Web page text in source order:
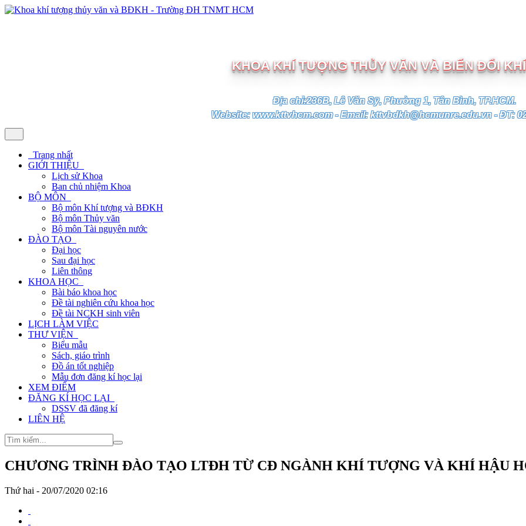
KHOA KHÍ TƯỢNG THỦY VĂN VÀ BIẾN ĐỔI
Địa chỉ:236B, Lê Văn Sỹ, Phường 1, Tân Bình, TP.HCM.
Website: www.kttvhcm.com - Email: kttvbdkh@hcmunre.edu.vn - ĐT:
Trang nhất
GIỚI THIỆU
Lịch sử Khoa
Ban chủ nhiệm Khoa
BỘ MÔN
Bộ môn Khí tượng và BĐKH
Bộ môn Thủy văn
Bộ môn Tài nguyên nước
ĐÀO TẠO
Đại học
Sau đại học
Liên thông
KHOA HỌC
Bài báo khoa học
Đề tài nghiên cứu khoa học
Đề tài NCKH sinh viên
LỊCH LÀM VIỆC
THƯ VIỆN
Biểu mẫu
Sách, giáo trình
Đồ án tốt nghiệp
Mẫu đơn đăng kí học lại
XEM ĐIỂM
ĐĂNG KÍ HỌC LẠI
DSSV đã đăng kí
LIÊN HỆ
CHƯƠNG TRÌNH ĐÀO TẠO LTĐH TỪ CĐ NGÀNH KHÍ TƯỢNG VÀ KHÍ HẬU
Thứ hai - 20/07/2020 02:16